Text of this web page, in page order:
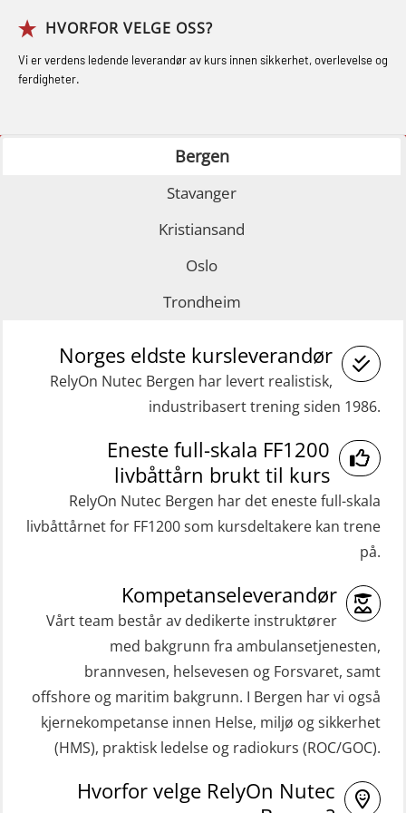
GWO: BST – Offshore (Blended with
(RBSBLE018)
learning practical) (RBSBLE001)
GWO: BST – Onshore (Blended: e-
learning practical) (RBSBLE002)
GWO: BST Refresher – Offshore
(Blended with Adaptive e-learning +
(Blended with Adaptive e-learning
practical) (RBSBLE026)
GWO: BST Refresher – Onshore
(Blended: e-learning practical)
(RBSBLE009)
Gass kurs H2S (OSP105)
Grunnleggende sikkerhetskurs –
beredskapspersonell med E-læring
(OBSBLE044)
HLO/MOB/Søk- og Redningslag
kombinasjon – repetisjon (OSC1162)
HLO/Søk & Redningslag kombinasjon
– repetisjon (OSC1161)
Pustelunge (OSE1251)
STCW Oppdatering Medisinsk
Påbygging fra Offshore Norge til
for sjøfolk (MBS325)
Fallsikring (FAR108)
GOC sertifikat grunnleggende
(GMDSS) (MRC101)
GOC sertifikat repetisjon (GMDSS)
inkl. brannslukning (FSC121)
Medisinsk behandling 40 t (MFA104)
Oppdatering medisinsk behandling 8
t (MFA107)
ROC sertifikat grunnleggende
ROC sertifikat repetisjon (GMDSS)
(ORC103)
STCW Grunnkurs Redningsfarkoster
(MBSBLE022)
STCW Hurtiggående mann over bord
båt (HMOB) (MSE100)
båt (HMOB) oppdatering (MSE1001)
HVORFOR VELGE OSS?
Vi er verdens ledende leverandør av kurs innen sikkerhet, overlevelse og
ferdigheter.
Bergen
Stavanger
Kristiansand
Oslo
Trondheim
Norges eldste kursleverandør
RelyOn Nutec Bergen har levert realistisk,
industribasert trening siden 1986.
Eneste full-skala FF1200
livbåttårn brukt til kurs
RelyOn Nutec Bergen har det eneste full-skala
livbåttårnet for FF1200 som kursdeltakere kan trene
på.
Kompetanseleverandør
Vårt team består av dedikerte instruktører
med bakgrunn fra ambulansetjenesten,
brannvesen, helsevesen og Forsvaret, samt
offshore og maritim bakgrunn. I Bergen har vi også
kjernekompetanse innen Helse, miljø og sikkerhet
(HMS), praktisk ledelse og radiokurs (ROC/GOC).
Hvorfor velge RelyOn Nutec